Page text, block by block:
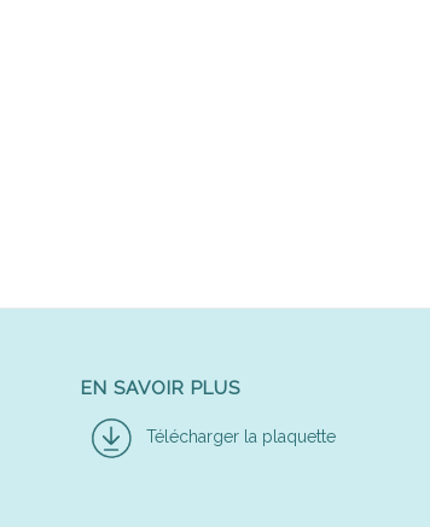
EN SAVOIR PLUS
Télécharger la plaquette